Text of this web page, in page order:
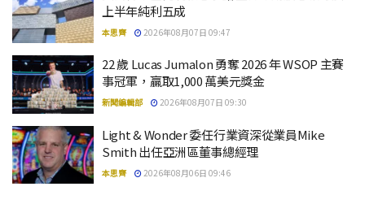
上半年純利五成
本思齊 2026年08月07日 09:47
22 歲 Lucas Jumalon 勇奪 2026 年 WSOP 主賽
事冠軍，贏取1,000 萬美元獎金
新聞編輯部 2026年08月07日 09:30
Light & Wonder 委任行業資深從業員Mike
Smith 出任亞洲區董事總經理
本思齊 2026年08月06日 09:46